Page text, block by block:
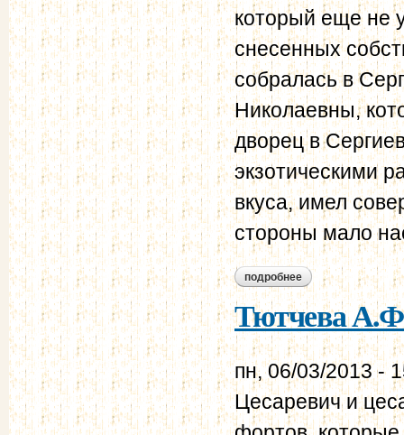
который еще не
снесенных
собралась в
Николаевны,
дворец в
экзотическими
вкуса, имел
стороны мало
подробнее о тютчева а.ф.
Тютчева
пн, 06/03/2013 -
Цесаревич и